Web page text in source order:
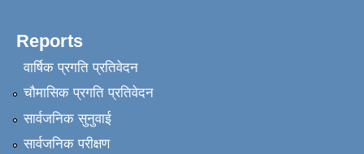
Reports
वार्षिक प्रगति प्रतिवेदन
चौमासिक प्रगति प्रतिवेदन
सार्वजनिक सुनुवाई
सार्वजनिक परीक्षण